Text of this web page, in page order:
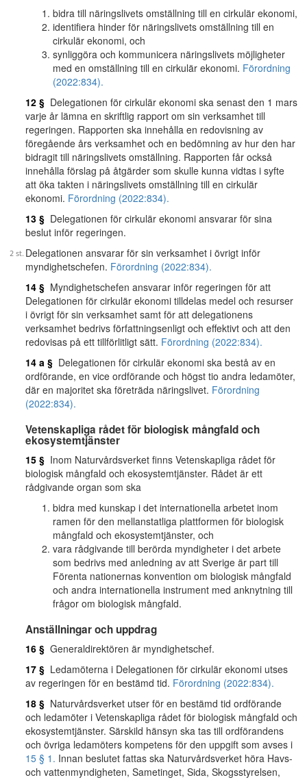
bidra till näringslivets omställning till en cirkulär ekonomi,
identifiera hinder för näringslivets omställning till en
cirkulär ekonomi, och
synliggöra och kommunicera näringslivets möjligheter
med en omställning till en cirkulär ekonomi. Förordning
(2022:834).
12 § Delegationen för cirkulär ekonomi ska senast den 1 mars
varje år lämna en skriftlig rapport om sin verksamhet till
regeringen. Rapporten ska innehålla en redovisning av
föregående års verksamhet och en bedömning av hur den har
bidragit till näringslivets omställning. Rapporten får också
innehålla förslag på åtgärder som skulle kunna vidtas i syfte
att öka takten i näringslivets omställning till en cirkulär
ekonomi. Förordning (2022:834).
13 § Delegationen för cirkulär ekonomi ansvarar för sina
beslut inför regeringen.
Delegationen ansvarar för sin verksamhet i övrigt inför
myndighetschefen. Förordning (2022:834).
14 § Myndighetschefen ansvarar inför regeringen för att
Delegationen för cirkulär ekonomi tilldelas medel och resurser
i övrigt för sin verksamhet samt för att delegationens
verksamhet bedrivs författningsenligt och effektivt och att den
redovisas på ett tillförlitligt sätt. Förordning (2022:834).
14 a § Delegationen för cirkulär ekonomi ska bestå av en
ordförande, en vice ordförande och högst tio andra ledamöter,
där en majoritet ska företräda näringslivet. Förordning
(2022:834).
Vetenskapliga rådet för biologisk mångfald och
ekosystemtjänster
15 § Inom Naturvårdsverket finns Vetenskapliga rådet för
biologisk mångfald och ekosystemtjänster. Rådet är ett
rådgivande organ som ska
bidra med kunskap i det internationella arbetet inom
ramen för den mellanstatliga plattformen för biologisk
mångfald och ekosystemtjänster, och
vara rådgivande till berörda myndigheter i det arbete
som bedrivs med anledning av att Sverige är part till
Förenta nationernas konvention om biologisk mångfald
och andra internationella instrument med anknytning till
frågor om biologisk mångfald.
Anställningar och uppdrag
16 § Generaldirektören är myndighetschef.
17 § Ledamöterna i Delegationen för cirkulär ekonomi utses
av regeringen för en bestämd tid. Förordning (2022:834).
18 § Naturvårdsverket utser för en bestämd tid ordförande
och ledamöter i Vetenskapliga rådet för biologisk mångfald och
ekosystemtjänster. Särskild hänsyn ska tas till ordförandens
och övriga ledamöters kompetens för den uppgift som avses i
15 § 1. Innan beslutet fattas ska Naturvårdsverket höra Havs-
och vattenmyndigheten, Sametinget, Sida, Skogsstyrelsen,